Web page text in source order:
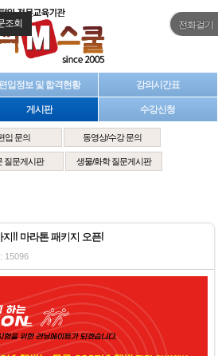
전화걸기
입정보 및 합격현황 강의시간표
게시판 수강신청
입 문의 동영상/수강 문의
질문게시판 생물/화학 질문게시판
지!! 마라톤 패키지 오픈!
15096
조회